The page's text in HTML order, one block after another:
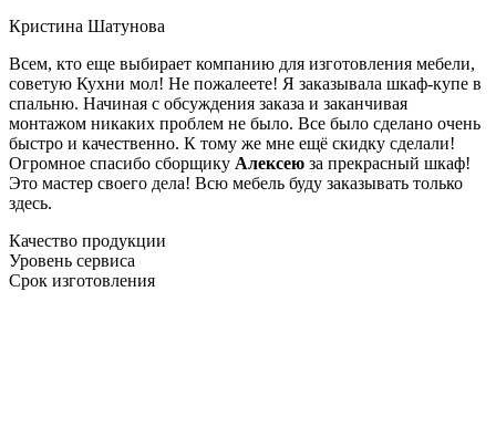
Кристина Шатунова
Всем, кто еще выбирает компанию для изготовления мебели,
советую Кухни мол! Не пожалеете! Я заказывала шкаф-купе в
спальню. Начиная с обсуждения заказа и заканчивая
монтажом никаких проблем не было. Все было сделано очень
быстро и качественно. К тому же мне ещё скидку сделали!
Огромное спасибо сборщику Алексею за прекрасный шкаф!
Это мастер своего дела! Всю мебель буду заказывать только
здесь.
Качество продукции
Уровень сервиса
Срок изготовления